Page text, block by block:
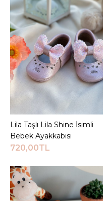
Sepete Ekle
Lila Taşlı Lila Shine İsimli
Bebek Ayakkabısı
720,00TL